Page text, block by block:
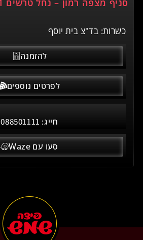
כשרות: בד"צ בית יוסף
להזמנה
לפרטים נוספים
חייג: 088501111
סעו עם Waze